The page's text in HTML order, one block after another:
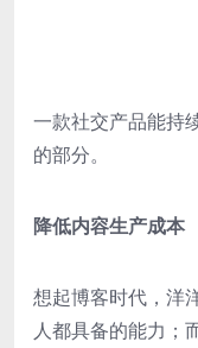
一款社交产品能持
的部分。
降低内容生产成本
想起博客时代，洋
人都具备的能力；